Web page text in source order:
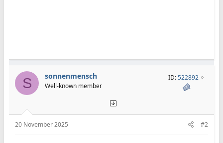
S sonnenmensch
Well-known member
ID:522892
20 November 2025 #2